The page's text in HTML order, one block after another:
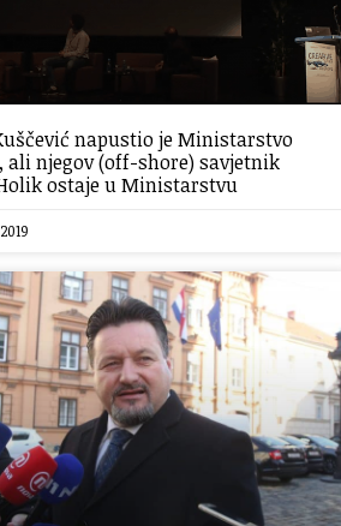
napustio je Ministarstvo
ali njegov (off-shore) savjetnik
ostaje u Ministarstvu